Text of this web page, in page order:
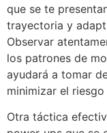
que se te
trayectoria y
Observar
los patrones de
ayudará a tomar
minimizar el
Otra táctica